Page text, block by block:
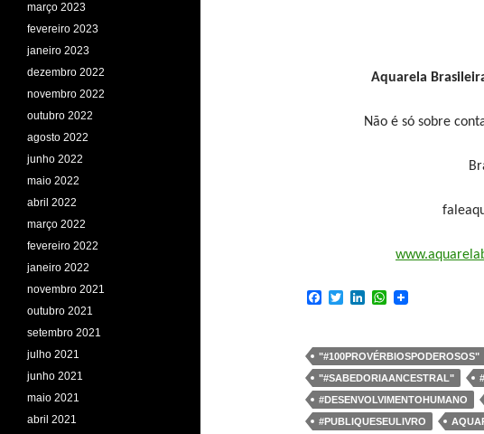
Aquarela
Não é só sobre
F
b
o
o
k
T
t
e
r
L
e
d
I
n
W
s
A
p
p
"#100PROVÉRBIOSPODEROSOS"
"#SABEDORIAANCESTRAL"
#DESENVOLVIMENTOHUMANO
#PUBLIQUESEULIVRO
março 2023
fevereiro 2023
janeiro 2023
dezembro 2022
novembro 2022
outubro 2022
agosto 2022
junho 2022
maio 2022
abril 2022
março 2022
fevereiro 2022
janeiro 2022
novembro 2021
outubro 2021
setembro 2021
julho 2021
junho 2021
maio 2021
abril 2021